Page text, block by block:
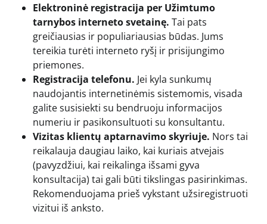
Elektroninė registracija per Užimtumo
tarnybos interneto svetainę. Tai pats
greičiausias ir populiariausias būdas. Jums
tereikia turėti interneto ryšį ir prisijungimo
priemones.
Registracija telefonu. Jei kyla sunkumų
naudojantis internetinėmis sistemomis, visada
galite susisiekti su bendruoju informacijos
numeriu ir pasikonsultuoti su konsultantu.
Vizitas klientų aptarnavimo skyriuje. Nors tai
reikalauja daugiau laiko, kai kuriais atvejais
(pavyzdžiui, kai reikalinga išsami gyva
konsultacija) tai gali būti tikslingas pasirinkimas.
Rekomenduojama prieš vykstant užsiregistruoti
vizitui iš anksto.